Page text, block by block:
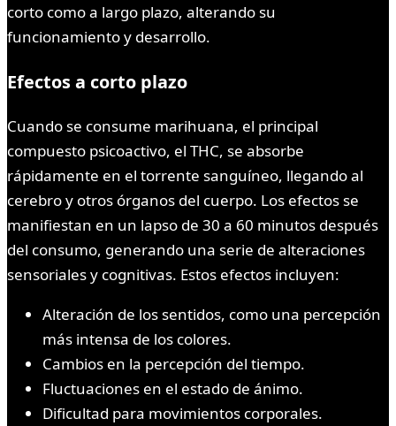
corto como a largo plazo, alterando su
funcionamiento y desarrollo.
Efectos a corto plazo
Cuando se consume marihuana, el principal
compuesto psicoactivo, el THC, se absorbe
rápidamente en el torrente sanguíneo, llegando al
cerebro y otros órganos del cuerpo. Los efectos se
manifiestan en un lapso de 30 a 60 minutos después
del consumo, generando una serie de alteraciones
sensoriales y cognitivas. Estos efectos incluyen:
Alteración de los sentidos, como una percepción
más intensa de los colores.
Cambios en la percepción del tiempo.
Fluctuaciones en el estado de ánimo.
Dificultad para movimientos corporales.